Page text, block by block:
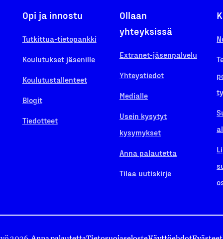
Opi ja innostu
Tutkittua-tietopankki
Koulutukset jäsenille
Koulutustallenteet
Blogit
Tiedotteet
Ollaan
yhteyksissä
Extranet-jäsenpalvelu
Yhteystiedot
Medialle
Usein kysytyt
kysymykset
Anna palautetta
Tilaa uutiskirje